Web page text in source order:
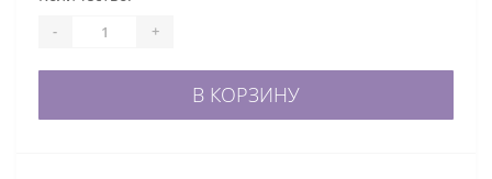
- +
В КОРЗИНУ